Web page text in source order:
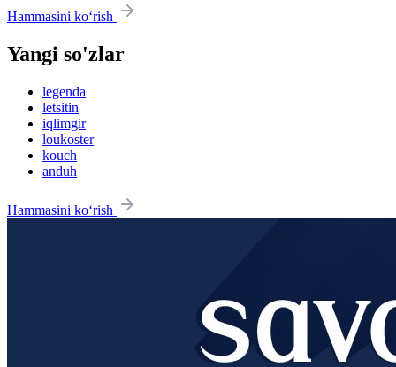
Hammasini ko‘rish
Yangi so'zlar
legenda
letsitin
iqlimgir
loukoster
kouch
anduh
Hammasini ko‘rish